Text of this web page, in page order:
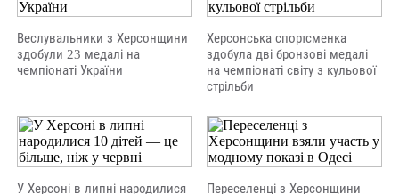
Веслувальники з Херсонщини
здобули 23 медалі на
чемпіонаті України
Херсонська спортсменка
здобула дві бронзові медалі
на чемпіонаті світу з кульової
стрільби
У Херсоні в липні народилися Переселенці з Херсонщини